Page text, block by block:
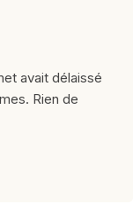
avait délaissé
Rien de